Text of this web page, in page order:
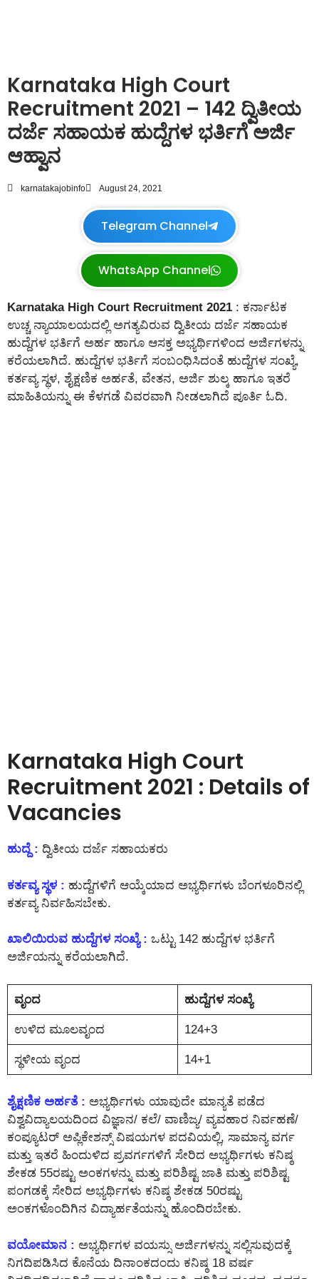
Karnataka High Court
Recruitment 2021 – 142 ದ್ವಿತೀಯ
ದರ್ಜೆ ಸಹಾಯಕ ಹುದ್ದೆಗಳ ಭರ್ತಿಗೆ ಅರ್ಜಿ
ಆಹ್ವಾನ
karnatakajobinfo August 24, 2021
Telegram Channel
WhatsApp Channel
Karnataka High Court Recruitment 2021 : ಕರ್ನಾಟಕ
ಉಚ್ಚ ನ್ಯಾಯಾಲಯದಲ್ಲಿ ಅಗತ್ಯವಿರುವ ದ್ವಿತೀಯ ದರ್ಜೆ ಸಹಾಯಕ
ಹುದ್ದೆಗಳ ಭರ್ತಿಗೆ ಅರ್ಹ ಹಾಗೂ ಆಸಕ್ತ ಅಭ್ಯರ್ಥಿಗಳಿಂದ ಅರ್ಜಿಗಳನ್ನು
ಕರೆಯಲಾಗಿದೆ. ಹುದ್ದೆಗಳ ಭರ್ತಿಗೆ ಸಂಬಂಧಿಸಿದಂತೆ ಹುದ್ದೆಗಳ ಸಂಖ್ಯೆ,
ಕರ್ತವ್ಯ ಸ್ಥಳ, ಶೈಕ್ಷಣಿಕ ಅರ್ಹತೆ, ವೇತನ, ಅರ್ಜಿ ಶುಲ್ಕ ಹಾಗೂ ಇತರೆ
ಮಾಹಿತಿಯನ್ನು ಈ ಕೆಳಗಡೆ ವಿವರವಾಗಿ ನೀಡಲಾಗಿದೆ ಪೂರ್ತಿ ಓದಿ.
Karnataka High Court
Recruitment 2021 : Details of
Vacancies
ಹುದ್ದೆ : ದ್ವಿತೀಯ ದರ್ಜೆ ಸಹಾಯಕರು
ಕರ್ತವ್ಯ ಸ್ಥಳ : ಹುದ್ದೆಗಳಿಗೆ ಆಯ್ಕೆಯಾದ ಅಭ್ಯರ್ಥಿಗಳು ಬೆಂಗಳೂರಿನಲ್ಲಿ
ಕರ್ತವ್ಯ ನಿರ್ವಹಿಸಬೇಕು.
ಖಾಲಿಯಿರುವ ಹುದ್ದೆಗಳ ಸಂಖ್ಯೆ : ಒಟ್ಟು 142 ಹುದ್ದೆಗಳ ಭರ್ತಿಗೆ
ಅರ್ಜಿಯನ್ನು ಕರೆಯಲಾಗಿದೆ.
ವೃಂದ ಹುದ್ದೆಗಳ ಸಂಖ್ಯೆ
ಉಳಿದ ಮೂಲವೃಂದ 124+3
ಸ್ಥಳೀಯ ವೃಂದ 14+1
ಶೈಕ್ಷಣಿಕ ಅರ್ಹತೆ : ಅಭ್ಯರ್ಥಿಗಳು ಯಾವುದೇ ಮಾನ್ಯತೆ ಪಡೆದ
ವಿಶ್ವವಿದ್ಯಾಲಯದಿಂದ ವಿಜ್ಞಾನ/ ಕಲೆ/ ವಾಣಿಜ್ಯ/ ವ್ಯವಹಾರ ನಿರ್ವಹಣೆ/
ಕಂಪ್ಯೂಟರ್ ಅಪ್ಲಿಕೇಶನ್ಸ್ ವಿಷಯಗಳ ಪದವಿಯಲ್ಲಿ, ಸಾಮಾನ್ಯ ವರ್ಗ
ಮತ್ತು ಇತರೆ ಹಿಂದುಳಿದ ಪ್ರವರ್ಗಗಳಿಗೆ ಸೇರಿದ ಅಭ್ಯರ್ಥಿಗಳು ಕನಿಷ್ಠ
ಶೇಕಡ 55ರಷ್ಟು ಅಂಕಗಳನ್ನು ಮತ್ತು ಪರಿಶಿಷ್ಟ ಜಾತಿ ಮತ್ತು ಪರಿಶಿಷ್ಟ
ಪಂಗಡಕ್ಕೆ ಸೇರಿದ ಅಭ್ಯರ್ಥಿಗಳು ಕನಿಷ್ಠ ಶೇಕಡ 50ರಷ್ಟು
ಅಂಕಗಳೊಂದಿಗಿನ ವಿದ್ಯಾರ್ಹತೆಯನ್ನು ಹೊಂದಿರಬೇಕು.
ವಯೋಮಾನ : ಅಭ್ಯರ್ಥಿಗಳ ವಯಸ್ಸು ಅರ್ಜಿಗಳನ್ನು ಸಲ್ಲಿಸುವುದಕ್ಕೆ
ನಿಗದಿಪಡಿಸಿದ ಕೊನೆಯ ದಿನಾಂಕದಂದು ಕನಿಷ್ಠ 18 ವರ್ಷ